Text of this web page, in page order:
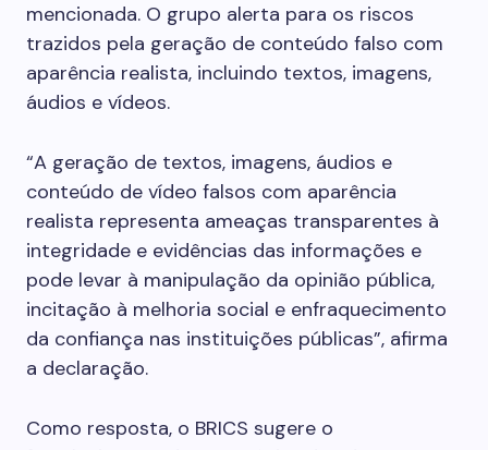
mencionada. O grupo alerta para os riscos
trazidos pela geração de conteúdo falso com
aparência realista, incluindo textos, imagens,
áudios e vídeos.
“A geração de textos, imagens, áudios e
conteúdo de vídeo falsos com aparência
realista representa ameaças transparentes à
integridade e evidências das informações e
pode levar à manipulação da opinião pública,
incitação à melhoria social e enfraquecimento
da confiança nas instituições públicas”, afirma
a declaração.
Como resposta, o BRICS sugere o